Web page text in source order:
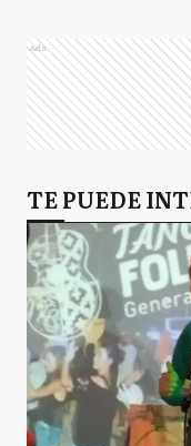
Ads
TE PUEDE